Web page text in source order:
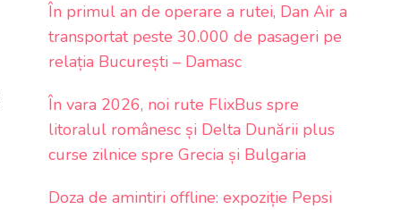
În primul an de operare a rutei, Dan Air a
transportat peste 30.000 de pasageri pe
relația București – Damasc
În vara 2026, noi rute FlixBus spre
litoralul românesc și Delta Dunării plus
curse zilnice spre Grecia și Bulgaria
Doza de amintiri offline: expoziție Pepsi